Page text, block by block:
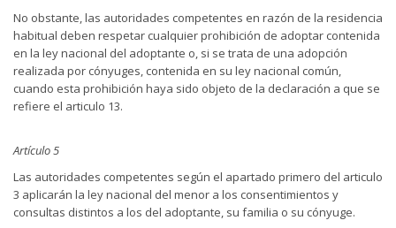
No obstante, las autoridades competentes en razón de la residencia
habitual deben respetar cualquier prohibición de adoptar contenida
en la ley nacional del adoptante o, si se trata de una adopción
realizada por cónyuges, contenida en su ley nacional común,
cuando esta prohibición haya sido objeto de la declaración a que se
refiere el articulo 13.
Artículo 5
Las autoridades competentes según el apartado primero del articulo
3 aplicarán la ley nacional del menor a los consentimientos y
consultas distintos a los del adoptante, su familia o su cónyuge.